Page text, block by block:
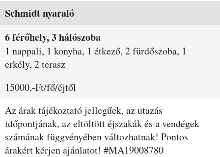
Szobák és árak
Schmidt nyaraló
6 férőhely, 3 hálószoba
1 nappali, 1 konyha, 1 étkező, 2 fürdőszoba, 1
erkély, 2 terasz
15000,-Ft/fő/éjtől
Az árak tájékoztató jellegűek, az utazás
időpontjának, az eltöltött éjszakák és a vendégek
számának függvényében változhatnak! Pontos
árakért kérjen ajánlatot! #MA19008780